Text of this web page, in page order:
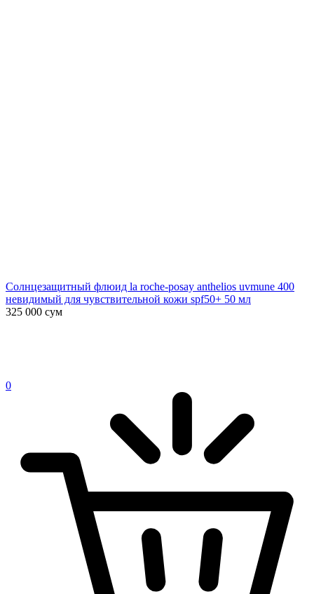
Солнцезащитный флюид la roche-posay anthelios uvmune 400
невидимый для чувствительной кожи spf50+ 50 мл
325 000 сум
0